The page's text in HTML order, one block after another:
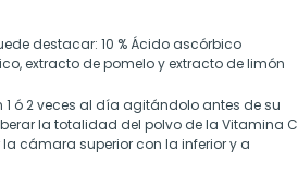
destacar: 10 % Ácido ascórbico
extracto de pomelo y extracto de limón
ó 2 veces al día agitándolo antes de su
la totalidad del polvo de la Vitamina C
cámara superior con la inferior y a